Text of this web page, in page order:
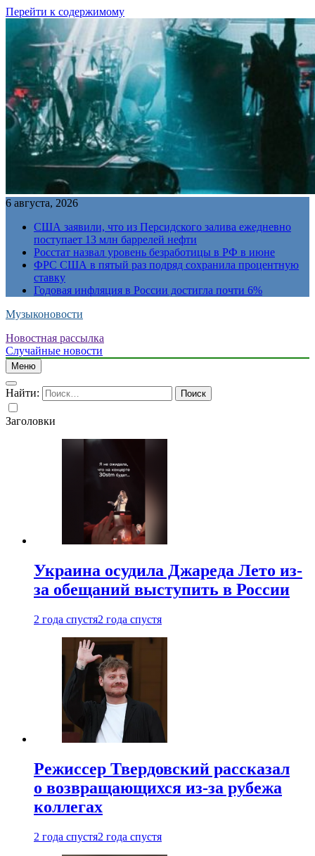
Перейти к содержимому
6 августа, 2026
США заявили, что из Персидского залива ежедневно
поступает 13 млн баррелей нефти
Росстат назвал уровень безработицы в РФ в июне
ФРС США в пятый раз подряд сохранила процентную
ставку
Годовая инфляция в России достигла почти 6%
Музыконовости
Новостная рассылка
Случайные новости
Меню
Найти:
Заголовки
Украина осудила Джареда Лето из-
за обещаний выступить в России
2 года спустя2 года спустя
Режиссер Твердовский рассказал
о возвращающихся из-за рубежа
коллегах
2 года спустя2 года спустя